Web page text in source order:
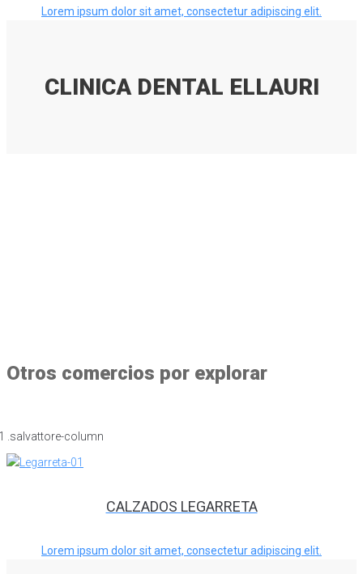
Lorem ipsum dolor sit amet, consectetur adipiscing elit.
CLINICA DENTAL ELLAURI
Otros comercios por explorar
CALZADOS LEGARRETA
Lorem ipsum dolor sit amet, consectetur adipiscing elit.